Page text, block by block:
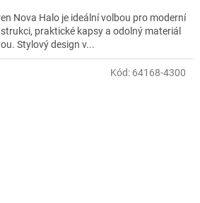
Nova Halo je ideální volbou pro moderní
praktické kapsy a odolný materiál
Stylový design v...
Kód: 64168-4300